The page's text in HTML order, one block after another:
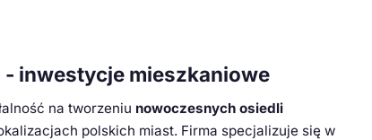
inwestycje mieszkaniowe
na tworzeniu nowoczesnych osiedli
polskich miast. Firma specjalizuje się w